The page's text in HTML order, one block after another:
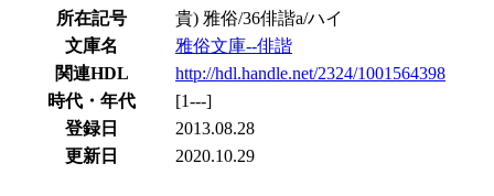
所在記号
貴) 雅俗/36俳諧a/ハイ
文庫名
雅俗文庫--俳諧
関連HDL
http://hdl.handle.net/2324/1001564398
時代・年代
[1---]
登録日
2013.08.28
更新日
2020.10.29